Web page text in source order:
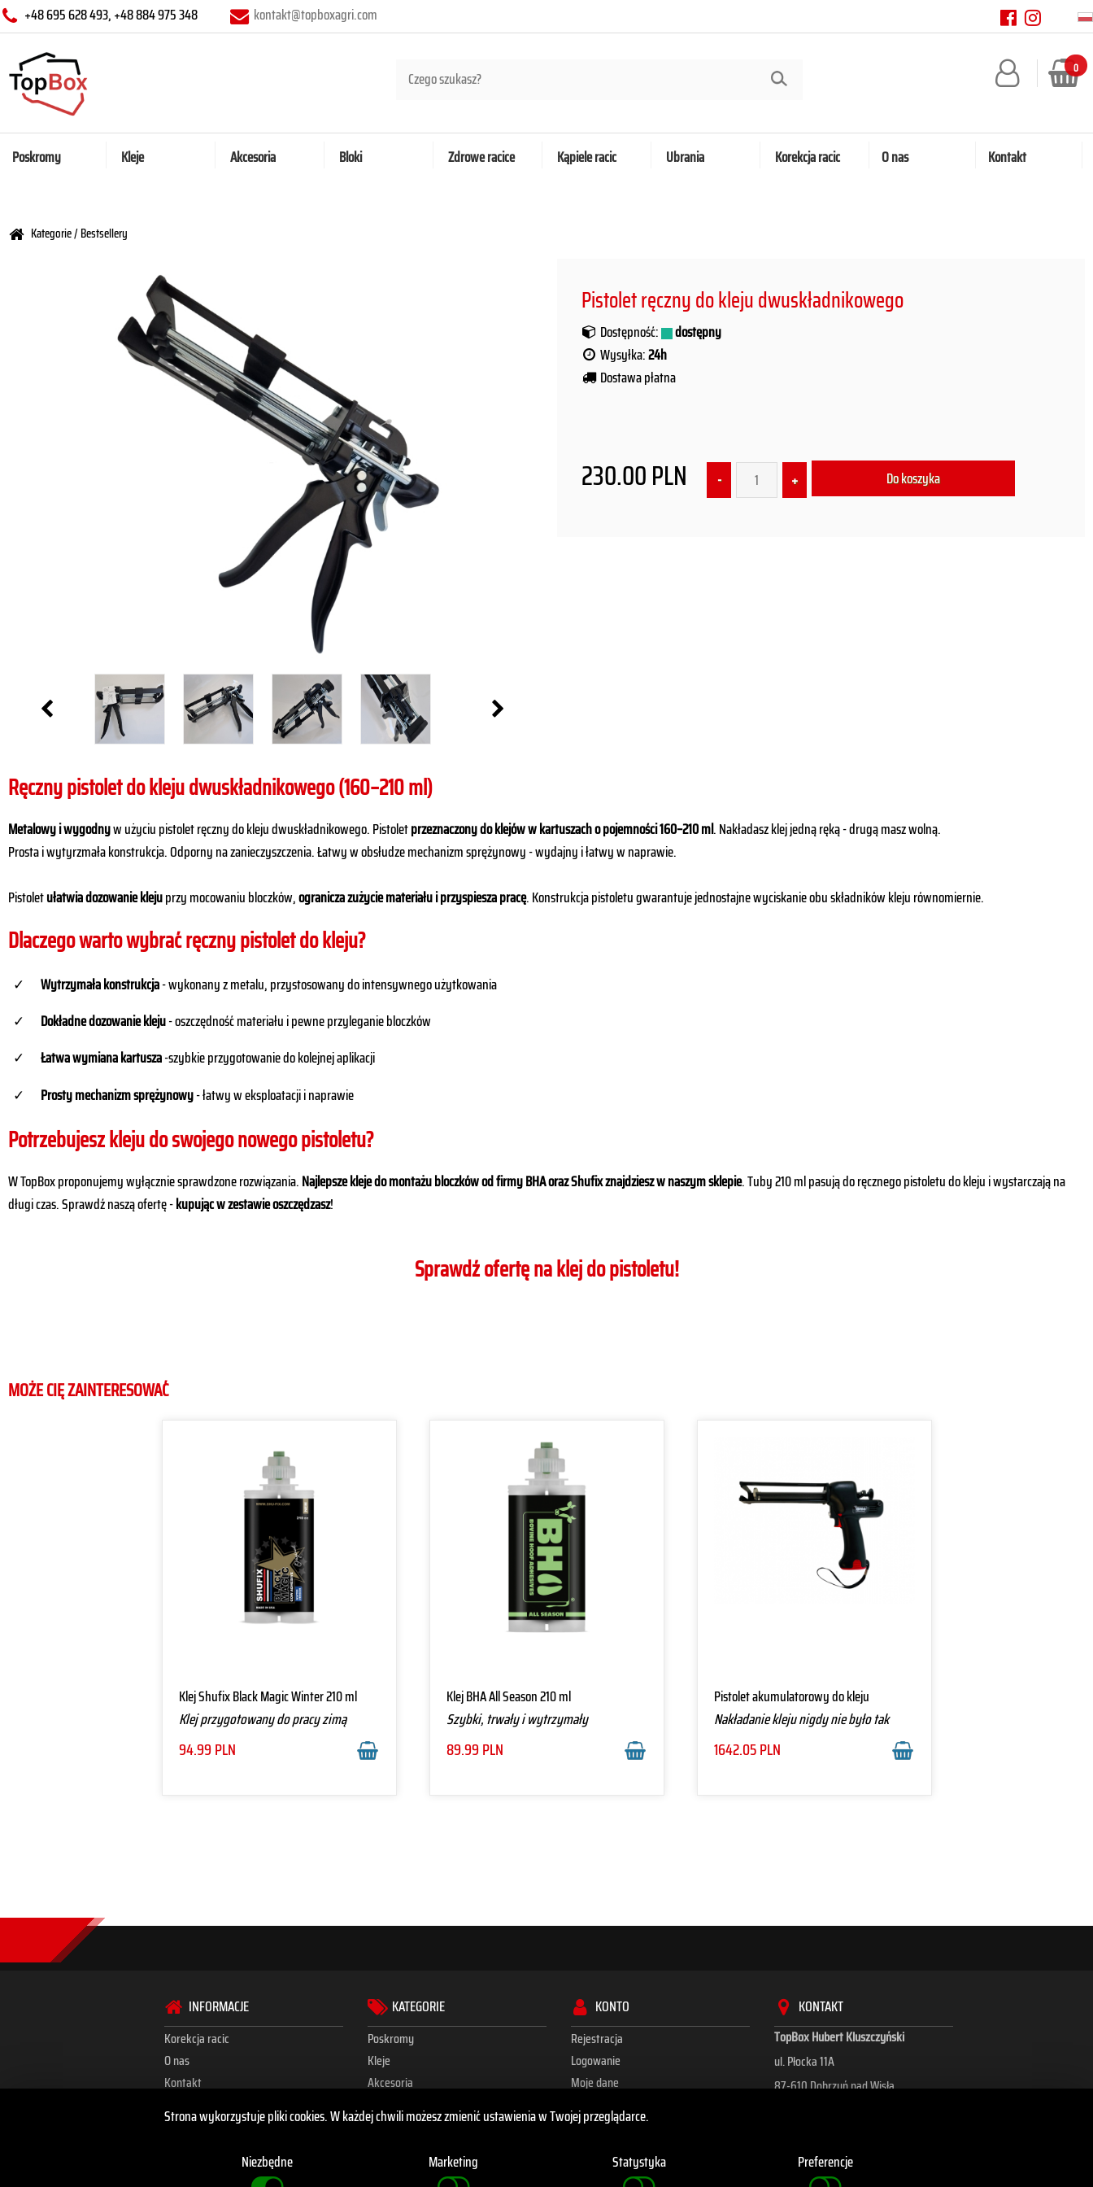
+48 695 628 493, +48 884 975 348 kontakt@topboxagri.com
0
Poskromy Kleje Akcesoria Bloki Zdrowe racice Kąpiele racic Ubrania Korekcja racic O nas Kontakt
Kategorie/ Bestsellery
Pistolet ręczny do kleju dwuskładnikowego
Dostępność:
dostępny
Wysyłka:24h
Dostawa płatna
230.00PLN
Ręczny pistolet do kleju dwuskładnikowego (160–210 ml)
Metalowy i wygodnyw użyciu pistolet ręczny do kleju dwuskładnikowego. Pistoletprzeznaczony do klejów w kartuszach o pojemności 160–210 ml. Nakładasz klej jedną ręką - drugą masz wolną.
Prosta i wytyrzmała konstrukcja. Odporny na zanieczyszczenia. Łatwy w obsłudze mechanizm sprężynowy - wydajny i łatwy w naprawie.
Pistoletułatwia dozowanie klejuprzy mocowaniu bloczków,ogranicza zużycie materiału i przyspiesza pracę. Konstrukcja pistoletu gwarantuje jednostajne wyciskanie obu składników kleju równomiernie.
Dlaczego warto wybrać ręczny pistolet do kleju?
Wytrzymała konstrukcja- wykonany z metalu, przystosowany do intensywnego użytkowania
Dokładne dozowaniekleju- oszczędność materiału i pewne przyleganie bloczków
Łatwa wymiana kartusza-szybkie przygotowanie do kolejnej aplikacji
Prosty mechanizm sprężynowy- łatwy w eksploatacji i naprawie
Potrzebujesz kleju do swojego nowego pistoletu?
W TopBox proponujemy wyłącznie sprawdzone rozwiązania.Najlepsze kleje do montażu bloczków od firmy BHA oraz Shufix znajdziesz w naszym sklepie. Tuby 210 ml pasują do ręcznego pistoletu do kleju i wystarczają na
długi czas. Sprawdź naszą ofertę -kupując w zestawie oszczędzasz!
Sprawdź ofertę na klej do pistoletu!
MOŻE CIĘ ZAINTERESOWAĆ
Klej Shufix Black Magic Winter 210 ml
Klej przygotowany do pracy zimą
94.99PLN
Klej BHA All Season 210 ml
Szybki, trwały i wytrzymały
89.99PLN
Pistolet akumulatorowy do kleju
Nakładanie kleju nigdy nie było tak
proste
1642.05PLN
INFORMACJE
Korekcja racic
O nas
Kontakt
KATEGORIE
Poskromy
Kleje
Akcesoria
Zdrowe racice
KONTO
Rejestracja
Logowanie
Moje dane
Regulamin sklepu
Zwroty i reklamacje
KONTAKT
TopBox Hubert Kluszczyński
ul. Płocka 11A
87-610 Dobrzyń nad Wisłą
Strona wykorzystuje pliki cookies. W każdej chwili możesz zmienić ustawienia w Twojej przeglądarce.
Niezbędne
Marketing Statystyka Preferencje